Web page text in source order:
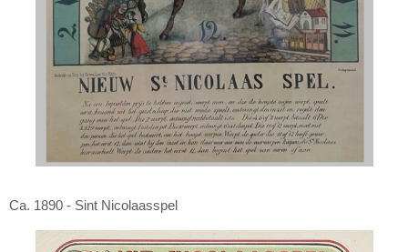
Ca. 1890 - Sint Nicolaasspel